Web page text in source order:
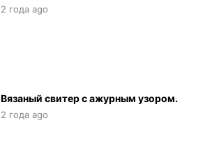
2 года ago
Вязаный свитер с ажурным узором.
2 года ago